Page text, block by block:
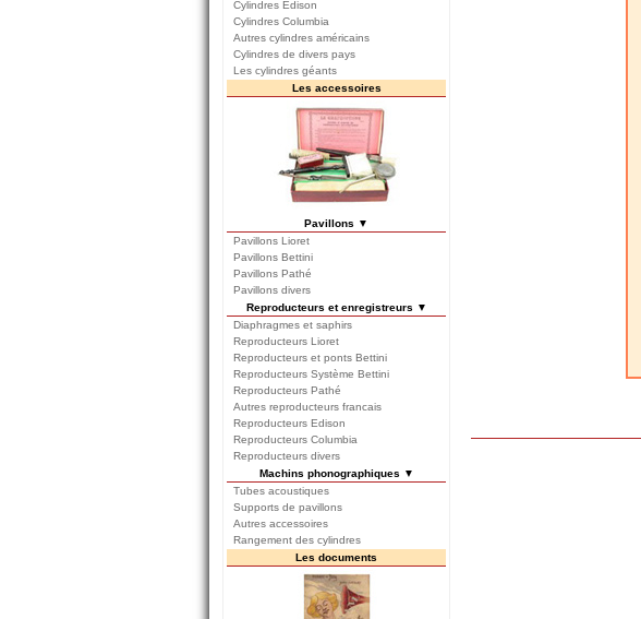
Cylindres Edison
Cylindres Columbia
Autres cylindres américains
Cylindres de divers pays
Les cylindres géants
Les accessoires
Pavillons ▼
Pavillons Lioret
Pavillons Bettini
Pavillons Pathé
Pavillons divers
Reproducteurs et enregistreurs ▼
Diaphragmes et saphirs
Reproducteurs Lioret
Reproducteurs et ponts Bettini
Reproducteurs Système Bettini
Reproducteurs Pathé
Autres reproducteurs francais
Reproducteurs Edison
Reproducteurs Columbia
Reproducteurs divers
Machins phonographiques ▼
Tubes acoustiques
Supports de pavillons
Autres accessoires
Rangement des cylindres
Les documents